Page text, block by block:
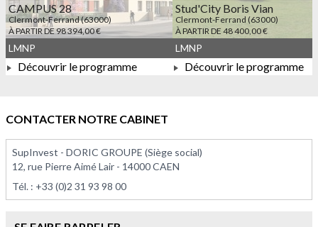
CAMPUS 28
Clermont-Ferrand (63000)
À PARTIR DE 98 394,00 €
À PARTIR DE 98 394,00 €
LMNP
Découvrir le programme
Stud'City Boris Vian
Clermont-Ferrand (63000)
À PARTIR DE 48 400,00 €
LMNP
Découvrir le programme
CONTACTER NOTRE CABINET
SupInvest - DORIC GROUPE (Siège social)
12, rue Pierre Aimé Lair - 14000 CAEN
Tél. : +33 (0)2 31 93 98 00